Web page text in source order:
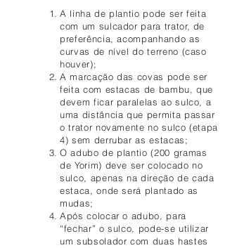
A linha de plantio pode ser feita
com um sulcador para trator, de
preferência, acompanhando as
curvas de nível do terreno (caso
houver);
A marcação das covas pode ser
feita com estacas de bambu, que
devem ficar paralelas ao sulco, a
uma distância que permita passar
o trator novamente no sulco (etapa
4) sem derrubar as estacas;
O adubo de plantio (200 gramas
de Yorim) deve ser colocado no
sulco, apenas na direção de cada
estaca, onde será plantado as
mudas;
Após colocar o adubo, para
“fechar” o sulco, pode-se utilizar
um subsolador com duas hastes